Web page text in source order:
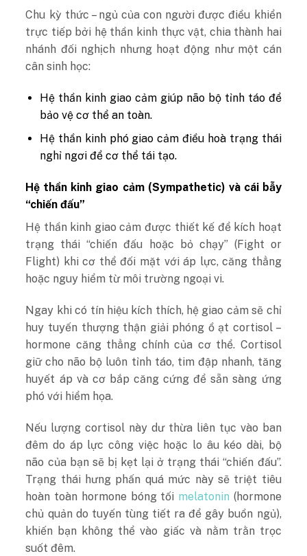
Chu kỳ thức – ngủ của con người được điều khiển
trực tiếp bởi hệ thần kinh thực vật, chia thành hai
nhánh đối nghịch nhưng hoạt động như một cán
cân sinh học:
Hệ thần kinh giao cảm giúp não bộ tỉnh táo để
bảo vệ cơ thể an toàn.
Hệ thần kinh phó giao cảm điều hoà trạng thái
nghỉ ngơi để cơ thể tái tạo.
Hệ thần kinh giao cảm (Sympathetic) và cái bẫy
“chiến đấu”
Hệ thần kinh giao cảm được thiết kế để kích hoạt
trạng thái “chiến đấu hoặc bỏ chạy” (Fight or
Flight) khi cơ thể đối mặt với áp lực, căng thẳng
hoặc nguy hiểm từ môi trường ngoại vi.
Ngay khi có tín hiệu kích thích, hệ giao cảm sẽ chỉ
huy tuyến thượng thận giải phóng ồ ạt cortisol –
hormone căng thẳng chính của cơ thể. Cortisol
giữ cho não bộ luôn tỉnh táo, tim đập nhanh, tăng
huyết áp và cơ bắp căng cứng để sẵn sàng ứng
phó với hiểm họa.
Nếu lượng cortisol này dư thừa liên tục vào ban
đêm do áp lực công việc hoặc lo âu kéo dài, bộ
não của bạn sẽ bị kẹt lại ở trạng thái “chiến đấu”.
Trạng thái hưng phấn quá mức này sẽ triệt tiêu
hoàn toàn hormone bóng tối melatonin (hormone
chủ quản do tuyến tùng tiết ra để gây buồn ngủ),
khiến bạn không thể vào giấc và nằm trằn trọc
suốt đêm.